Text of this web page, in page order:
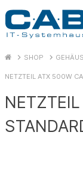
SHOP
NETZTEIL ATX 500W